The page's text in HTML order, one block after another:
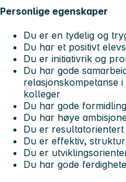
Personlige egenskaper
Du er en tydelig og
Du har et positivt
Du er initiativrik og
Du har gode
relasjonskompetanse
kolleger
Du har gode
Du har høye
Du er resultatorientert
Du er effektiv,
Du er
Du har gode